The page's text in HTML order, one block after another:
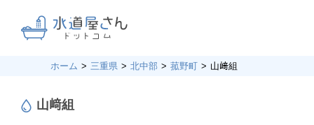
ホーム 三重県 北中部 菰野町 山﨑組
山﨑組